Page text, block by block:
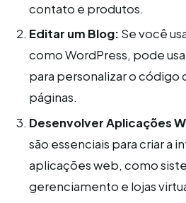
contato e produtos.
Editar um Blog: Se você
como WordPress, pode
para personalizar o código
páginas.
Desenvolver Aplicações
são essenciais para criar a
aplicações web, como
gerenciamento e lojas